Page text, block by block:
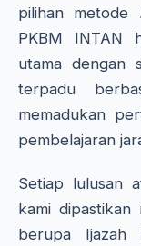
pilihan metode
PKBM INTAN
utama dengan
terpadu
memadukan
pembelajaran
Setiap lulusan
kami dipastikan
berupa Ijazah